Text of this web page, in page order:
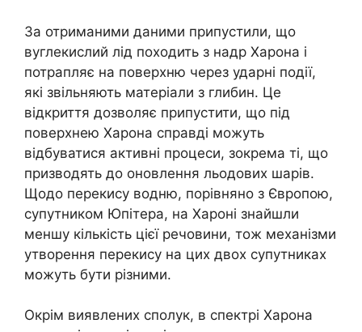
За отриманими даними припустили, що
вуглекислий лід походить з надр Харона і
потрапляє на поверхню через ударні події,
які звільняють матеріали з глибин. Це
відкриття дозволяє припустити, що під
поверхнею Харона справді можуть
відбуватися активні процеси, зокрема ті, що
призводять до оновлення льодових шарів.
Щодо перекису водню, порівняно з Європою,
супутником Юпітера, на Хароні знайшли
меншу кількість цієї речовини, тож механізми
утворення перекису на цих двох супутниках
можуть бути різними.
Окрім виявлених сполук, в спектрі Харона